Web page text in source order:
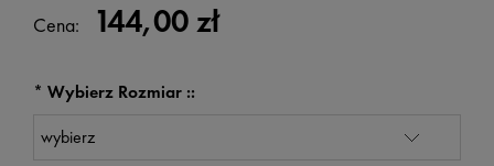
Cena: 144,00 zł
* Wybierz Rozmiar ::